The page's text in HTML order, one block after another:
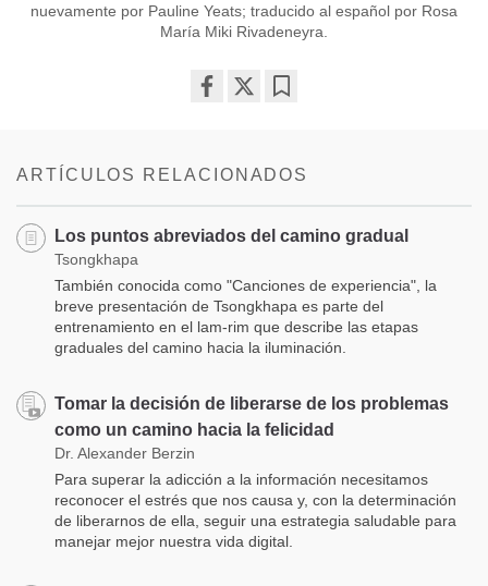
nuevamente por Pauline Yeats; traducido al español por Rosa
María Miki Rivadeneyra.
ARTÍCULOS RELACIONADOS
Los puntos abreviados del camino gradual
Tsongkhapa
También conocida como "Canciones de experiencia", la
breve presentación de Tsongkhapa es parte del
entrenamiento en el lam-rim que describe las etapas
graduales del camino hacia la iluminación.
Tomar la decisión de liberarse de los problemas
como un camino hacia la felicidad
Dr. Alexander Berzin
Para superar la adicción a la información necesitamos
reconocer el estrés que nos causa y, con la determinación
de liberarnos de ella, seguir una estrategia saludable para
manejar mejor nuestra vida digital.